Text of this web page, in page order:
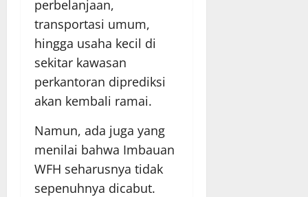
perbelanjaan,
transportasi umum,
hingga usaha kecil di
sekitar kawasan
perkantoran diprediksi
akan kembali ramai.
Namun, ada juga yang
menilai bahwa Imbauan
WFH seharusnya tidak
sepenuhnya dicabut.